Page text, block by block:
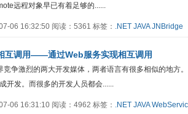
远程对象早已有着足够的......
06 16:32:50 阅读：5361 标签： .NET JAVA JNBridge
互调用——通过Web服务实现相互调用
竞争激烈的两大开发媒体，两者语言有很多相似的地方
开发。而很多的开发人员都会......
06 16:31:10 阅读：4962 标签： .NET JAVA